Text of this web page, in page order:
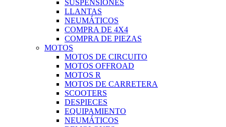
SUSPENSIONES
LLANTAS
NEUMÁTICOS
COMPRA DE 4X4
COMPRA DE PIEZAS
MOTOS
MOTOS DE CIRCUITO
MOTOS OFFROAD
MOTOS R
MOTOS DE CARRETERA
SCOOTERS
DESPIECES
EQUIPAMIENTO
NEUMÁTICOS